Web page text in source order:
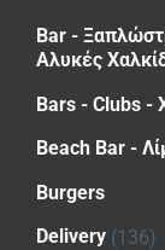
Bar -
Αλυκές
Bars - Clubs -
Beach Bar -
Burgers
Delivery (136)